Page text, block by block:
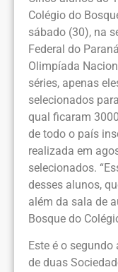
Colégio do
sábado (30), na
Federal do
Olimpíada
séries, apenas
selecionados
qual ficaram
de todo o país
realizada em
selecionados.
desses alunos,
além da sala de
Bosque do
Este é o segundo
de duas